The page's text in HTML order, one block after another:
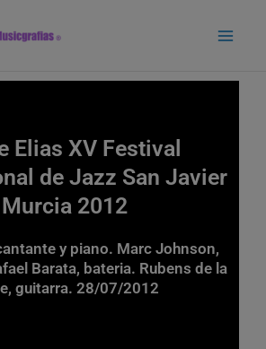
Elias XV Festival
de Jazz San Javier
Murcia 2012
y piano. Marc Johnson,
Barata, bateria. Rubens de la
guitarra. 28/07/2012